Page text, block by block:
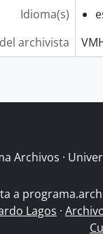
Idioma(s)
archivista
Archivos ·
a
Lagos ·